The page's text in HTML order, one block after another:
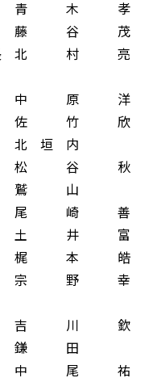
長 青 木 孝
藤 谷 茂
員長 北 村
原 洋
欣
垣 内
松 谷 秋
鷲 山
尾 崎 善
土 井 富
本 皓
野 幸
吉 川 欽
鎌 田
中 尾 祐